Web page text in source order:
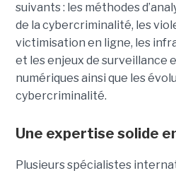
suivants : les méthodes
de la cybercriminalité, les
victimisation en ligne, les
et les enjeux de surveillance
numériques ainsi que les
cybercriminalité.
Une expertise solide
Plusieurs spécialistes